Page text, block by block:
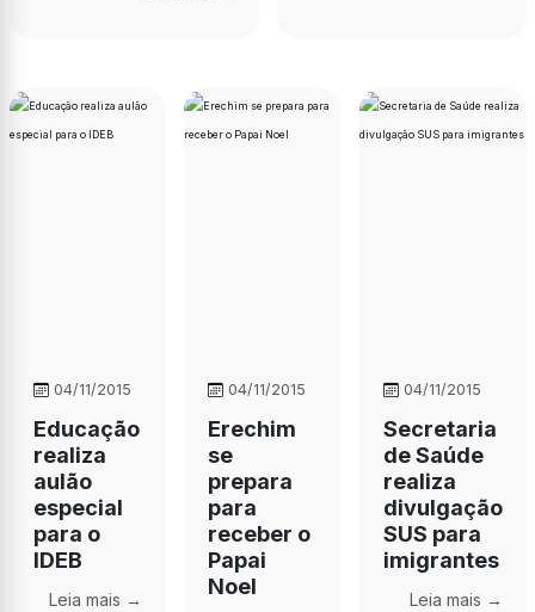
04/11/2015
Educação
realiza
aulão
especial
para o
IDEB
Leia mais →
04/11/2015
Erechim
se
prepara
para
receber o
Papai
Noel
04/11/2015
Secretaria
de Saúde
realiza
divulgação
SUS para
imigrantes
Leia mais →